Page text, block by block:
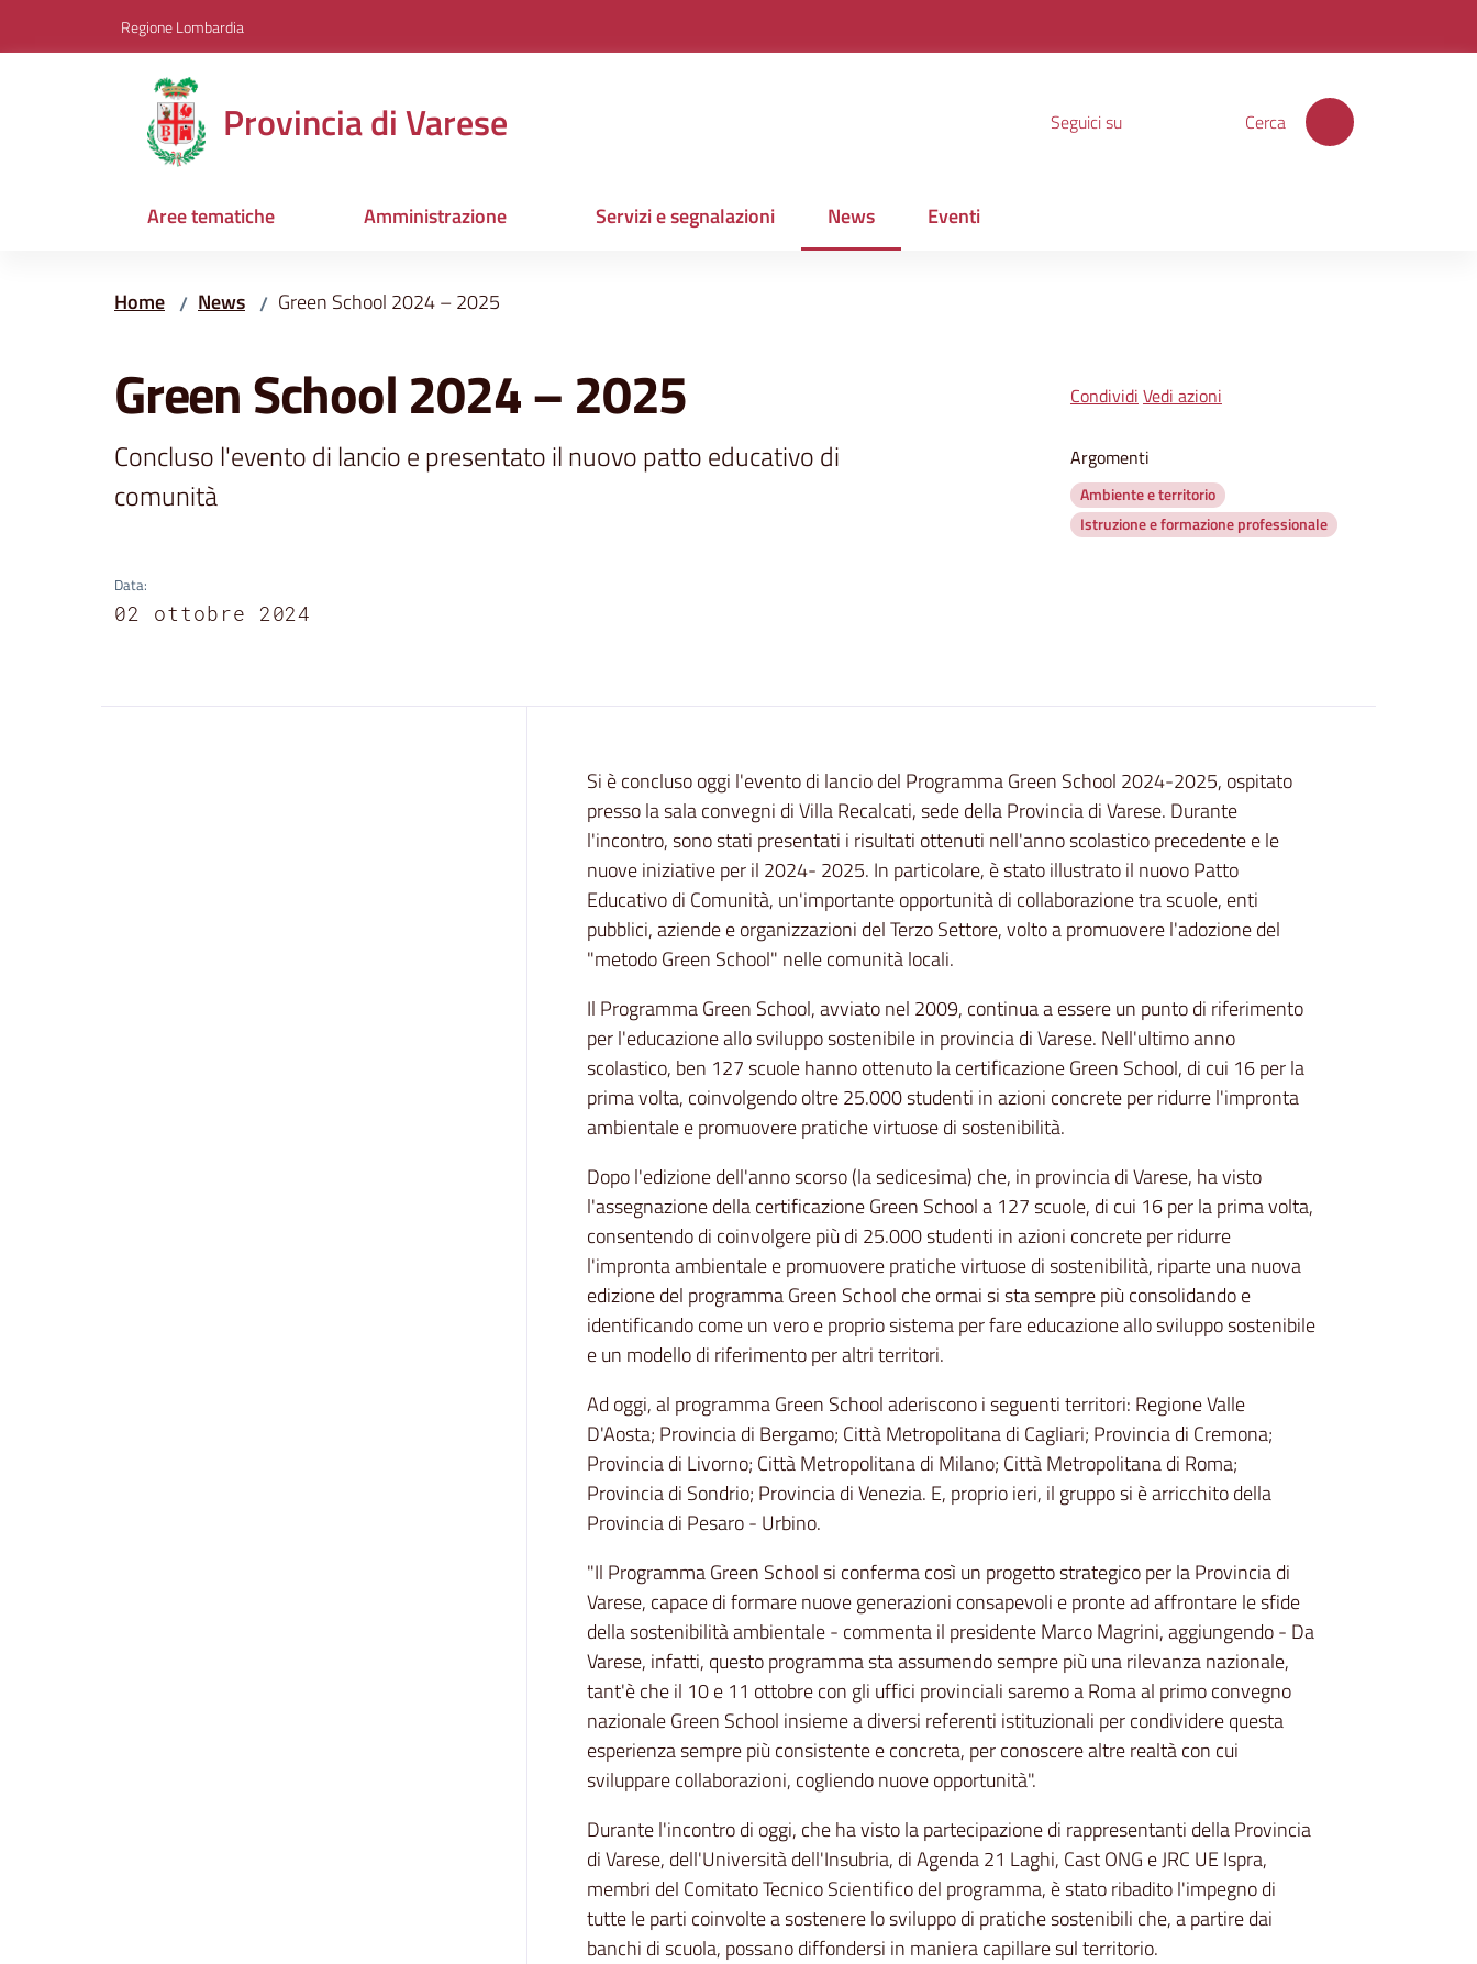
Regione Lombardia
Provincia di Varese Seguici su Cerca
Aree tematiche Amministrazione Servizi e segnalazioni News
Menu selezionato
Eventi
Home / News / Green School 2024 – 2025
Green School 2024 – 2025
Concluso l'evento di lancio e presentato il nuovo patto educativo di
comunità
Data:
02 ottobre 2024
Condividi Vedi azioni
Argomenti
Ambiente e territorio
Istruzione e formazione professionale
Contenuto
Si è concluso oggi l'evento di lancio del Programma Green School 2024-2025, ospitato
presso la sala convegni di Villa Recalcati, sede della Provincia di Varese. Durante
l'incontro, sono stati presentati i risultati ottenuti nell'anno scolastico precedente e le
nuove iniziative per il 2024- 2025. In particolare, è stato illustrato il nuovo Patto
Educativo di Comunità, un'importante opportunità di collaborazione tra scuole, enti
pubblici, aziende e organizzazioni del Terzo Settore, volto a promuovere l'adozione del
"metodo Green School" nelle comunità locali.
Il Programma Green School, avviato nel 2009, continua a essere un punto di riferimento
per l'educazione allo sviluppo sostenibile in provincia di Varese. Nell'ultimo anno
scolastico, ben 127 scuole hanno ottenuto la certificazione Green School, di cui 16 per la
prima volta, coinvolgendo oltre 25.000 studenti in azioni concrete per ridurre l'impronta
ambientale e promuovere pratiche virtuose di sostenibilità.
Dopo l'edizione dell'anno scorso (la sedicesima) che, in provincia di Varese, ha visto
l'assegnazione della certificazione Green School a 127 scuole, di cui 16 per la prima volta,
consentendo di coinvolgere più di 25.000 studenti in azioni concrete per ridurre
l'impronta ambientale e promuovere pratiche virtuose di sostenibilità, riparte una nuova
edizione del programma Green School che ormai si sta sempre più consolidando e
identificando come un vero e proprio sistema per fare educazione allo sviluppo sostenibile
e un modello di riferimento per altri territori.
Ad oggi, al programma Green School aderiscono i seguenti territori: Regione Valle
D'Aosta; Provincia di Bergamo; Città Metropolitana di Cagliari; Provincia di Cremona;
Provincia di Livorno; Città Metropolitana di Milano; Città Metropolitana di Roma;
Provincia di Sondrio; Provincia di Venezia. E, proprio ieri, il gruppo si è arricchito della
Provincia di Pesaro - Urbino.
"Il Programma Green School si conferma così un progetto strategico per la Provincia di
Varese, capace di formare nuove generazioni consapevoli e pronte ad affrontare le sfide
della sostenibilità ambientale - commenta il presidente Marco Magrini, aggiungendo - Da
Varese, infatti, questo programma sta assumendo sempre più una rilevanza nazionale,
tant'è che il 10 e 11 ottobre con gli uffici provinciali saremo a Roma al primo convegno
nazionale Green School insieme a diversi referenti istituzionali per condividere questa
esperienza sempre più consistente e concreta, per conoscere altre realtà con cui
sviluppare collaborazioni, cogliendo nuove opportunità".
Durante l'incontro di oggi, che ha visto la partecipazione di rappresentanti della Provincia
di Varese, dell'Università dell'Insubria, di Agenda 21 Laghi, Cast ONG e JRC UE Ispra,
membri del Comitato Tecnico Scientifico del programma, è stato ribadito l'impegno di
tutte le parti coinvolte a sostenere lo sviluppo di pratiche sostenibili che, a partire dai
banchi di scuola, possano diffondersi in maniera capillare sul territorio.